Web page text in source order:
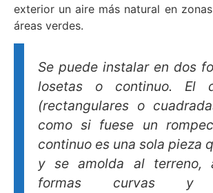
exterior un aire más natural en
áreas verdes.
Se puede instalar en dos
losetas o continuo. El
(rectangulares o
como si fuese un
continuo es una sola pieza
y se amolda al terreno,
formas curvas y